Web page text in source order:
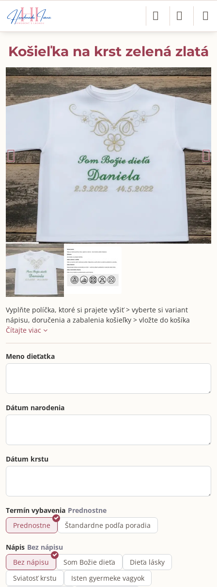
Košieľka na krst zelená zlatá
Vyplňte políčka, ktoré si prajete vyšiť > vyberte si variant
nápisu, doručenia a zabalenia košieľky > vložte do košíka
Čítajte viac
Meno dieťatka
Dátum narodenia
Dátum krstu
Termín vybavenia
Prednostne
Štandardne podľa poradia
Nápis
Bez nápisu
Som Božie dieťa
Dieťa lásky
Sviatosť krstu
Isten gyermeke vagyok